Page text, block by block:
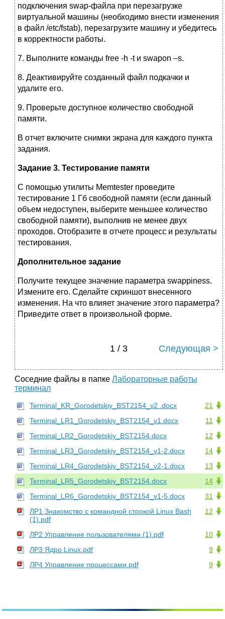
подключения swap-файла при перезагрузке
виртуальной машины (необходимо внести изменения
в файл /etc/fstab), перезагрузите машину и убедитесь
в корректности работы.
7. Выполните команды free -h -t и swapon –s.
8. Деактивируйте созданный файл подкачки и
удалите его.
9. Проверьте доступное количество свободной
памяти.
В отчет включите снимки экрана для каждого пункта
задания.
Задание 3. Тестирование памяти
С помощью утилиты Memtester проведите
тестирование 1 Гб свободной памяти (если данный
объем недоступен, выберите меньшее количество
свободной памяти), выполнив не менее двух
проходов. Отобразите в отчете процесс и результаты
тестирования.
Дополнительное задание
Получите текущее значение параметра swappiness.
Измените его. Сделайте скриншот внесенного
изменения. На что влияет значение этого параметра?
Приведите ответ в произвольной форме.
1 / 3 Следующая >
Соседние файлы в папке Лабораторные работы
терминал
21
Terminal_KR_Gorodetskiy_BST2154_v2 .docx
11
Terminal_LR1_Gorodetskiy_BST2154_v1.docx
12
Terminal_LR2_Gorodetskiy_BST2154.docx
14
Terminal_LR3_Gorodetskiy_BST2154_v1-2.docx
13
Terminal_LR4_Gorodetskiy_BST2154_v2-1.docx
14
Terminal_LR5_Gorodetskiy_BST2154.docx
31
Terminal_LR6_Gorodetskiy_BST2154_v1-5.docx
12
ЛР1 Знакомство с командной строкой Linux Bash
(1).pdf
10
ЛР2 Управление пользователями (1).pdf
9
ЛР3 Ядро Linux.pdf
9
ЛР4 Управление процессами.pdf